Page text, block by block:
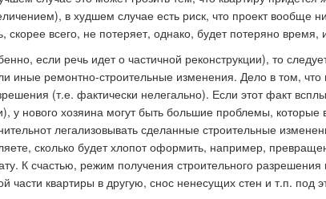
в худшем случае есть риск, что проект вообще
скорее всего, не потеряет, однако, будет потеряно
если речь идет о частичной реконструкции), то
иные ремонтно-строительные изменения. Дело в том,
(т.е. фактически нелегально). Если этот факт
у нового хозяина могут быть большие проблемы,
легализовывать сделанные строительные
сколько будет хлопот оформить, например,
К счастью, режим получения строительного
части квартиры в другую, снос ненесущих стен и т.п. под